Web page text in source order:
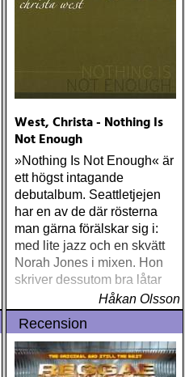
West, Christa - Nothing Is
Not Enough
»Nothing Is Not Enough« är
ett högst intagande
debutalbum. Seattletjejen
har en av de där rösterna
man gärna förälskar sig i:
med lite jazz och en skvätt
Norah Jones i mixen. Hon
skriver dessutom bra låtar
Håkan Olsson
Recension